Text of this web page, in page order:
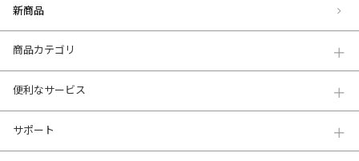
新商品
商品カテゴリ
便利なサービス
サポート